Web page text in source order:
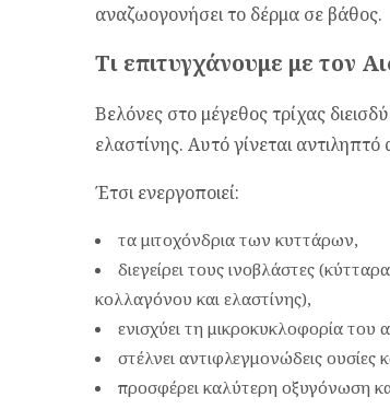
αναζωογονήσει το δέρμα σε βάθος.
Τι επιτυγχάνουμε με τον
Βελόνες στο μέγεθος τρίχας
ελαστίνης. Αυτό γίνεται
Έτσι ενεργοποιεί:
τα μιτοχόνδρια των κυττάρων,
διεγείρει τους ινοβλάστες
κολλαγόνου και ελαστίνης),
ενισχύει τη μικροκυκλοφορία του
στέλνει αντιφλεγμονώδεις ουσίες
προσφέρει καλύτερη οξυγόνωση